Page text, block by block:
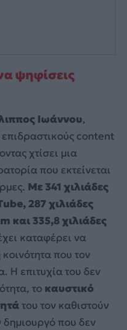
ψηφίσεις
Ιωάννου,
επιδραστικούς content
χτίσει μια
που εκτείνεται
Με 341 χιλιάδες
287 χιλιάδες
και 335,8 χιλιάδες
καταφέρει να
που τον
Η επιτυχία του δεν
το καυστικό
του τον καθιστούν
που δεν